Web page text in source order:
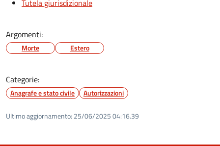
Tutela giurisdizionale
Argomenti:
Morte Estero
Categorie:
Anagrafe e stato civile Autorizzazioni
Ultimo aggiornamento: 25/06/2025 04:16.39